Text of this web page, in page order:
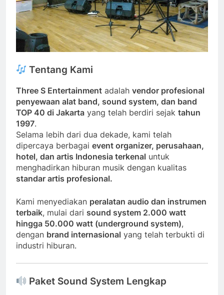
Tentang Kami
Three S Entertainment adalah vendor profesional
penyewaan alat band, sound system, dan band
TOP 40 di Jakarta yang telah berdiri sejak tahun
1997.
Selama lebih dari dua dekade, kami telah
dipercaya berbagai event organizer, perusahaan,
hotel, dan artis Indonesia terkenal untuk
menghadirkan hiburan musik dengan kualitas
standar artis profesional.
Kami menyediakan peralatan audio dan instrumen
terbaik, mulai dari sound system 2.000 watt
hingga 50.000 watt (underground system),
dengan brand internasional yang telah terbukti di
industri hiburan.
Paket Sound System Lengkap